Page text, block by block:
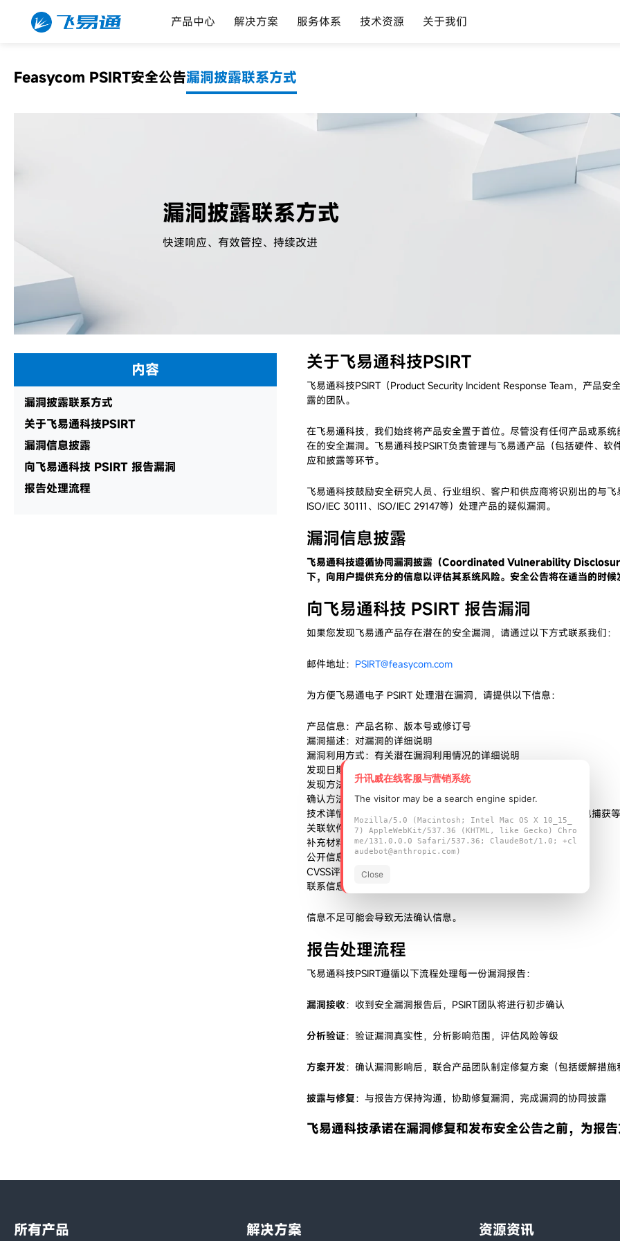
产品中心 解决方案 服务体系 技术资源 关于我们
Feasycom PSIRT安全公告漏洞披露联系方式
漏洞披露联系方式
快速响应、有效管控、持续改进
内容
漏洞披露联系方式
关于飞易通科技PSIRT
漏洞信息披露
向飞易通科技 PSIRT 报告漏洞
报告处理流程
关于飞易通科技PSIRT
飞易通科技PSIRT（Product Security Incident Response Team，产品
露的团队。
在飞易通科技，我们始终将产品安全置于首位。尽管没有任何产品或系
在的安全漏洞。飞易通科技PSIRT负责管理与飞易通产品（包括硬件、
应和披露等环节。
飞易通科技鼓励安全研究人员、行业组织、客户和供应商将识别出的与
ISO/IEC 30111、ISO/IEC 29147等）处理产品的疑似漏洞。
漏洞信息披露
飞易通科技遵循协同漏洞披露（Coordinated Vulnerability
下，向用户提供充分的信息以评估其系统风险。安全公告将在适当的时
向飞易通科技 PSIRT 报告漏洞
如果您发现飞易通产品存在潜在的安全漏洞，请通过以下方式联系我们：
邮件地址： PSIRT@feasycom.com
为方便飞易通电子 PSIRT 处理潜在漏洞，请提供以下信息：
产品信息：产品名称、版本号或修订号
漏洞描述：对漏洞的详细说明
漏洞利用方式：有关潜在漏洞利用情况的详细说明
发现日期：检测到漏洞的日期
发现方法：如何发现该漏洞的详细信息
确认方法：如何确认该潜在漏洞
技术详情：系统配置、跟踪文件、利用/攻击代码说明、示例数据包捕获等
关联软件：用于确认的软件名称及版本（如适用）
补充材料：用于确认的任何其他项目（如适用）
公开信息：任何已发布的公开信息（CVE编号、学术论文等）
CVSS评分：如可能，请提供通用漏洞评分系统（CVSS）v3分数
联系信息：您的姓名、组织/部门名称、邮箱地址、电话号码
信息不足可能会导致无法确认信息。
报告处理流程
飞易通科技PSIRT遵循以下流程处理每一份漏洞报告：
漏洞接收：收到安全漏洞报告后，PSIRT团队将进行初步确认
分析验证：验证漏洞真实性，分析影响范围，评估风险等级
方案开发：确认漏洞影响后，联合产品团队制定修复方案（包括缓解措
披露与修复：与报告方保持沟通，协助修复漏洞，完成漏洞的协同披露
飞易通科技承诺在漏洞修复和发布安全公告之前，为报
所有产品 解决方案 资源资讯
升讯威在线客服与营销系统
The visitor may be a search engine spider.
Mozilla/5.0 (Macintosh; Intel Mac OS X 10_15_
7) AppleWebKit/537.36 (KHTML, like Gecko) Chro
me/131.0.0.0 Safari/537.36; ClaudeBot/1.0; +cl
audebot@anthropic.com)
Close